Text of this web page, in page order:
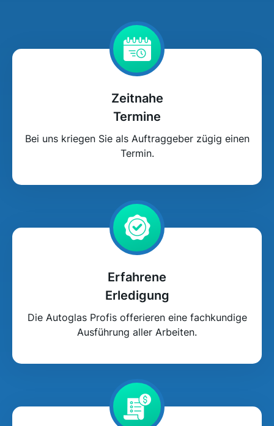
Zeitnahe
Termine
Bei uns kriegen Sie als Auftraggeber zügig einen
Termin.
Erfahrene
Erledigung
Die Autoglas Profis offerieren eine fachkundige
Ausführung aller Arbeiten.